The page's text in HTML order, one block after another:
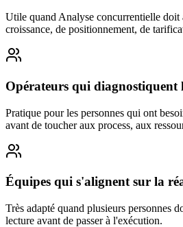
Utile quand Analyse concurrentielle doit
croissance, de positionnement, de
Opérateurs qui diagnostiquent
Pratique pour les personnes qui ont
avant de toucher aux process, aux
Équipes qui s'alignent sur la
Très adapté quand plusieurs personnes
lecture avant de passer à l'exécution.